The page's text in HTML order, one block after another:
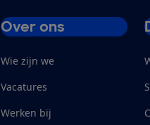
Over ons
Wie zijn we
Vacatures
Werken bij